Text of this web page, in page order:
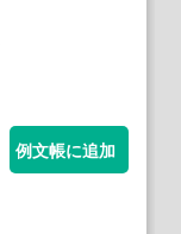
例文帳に追加